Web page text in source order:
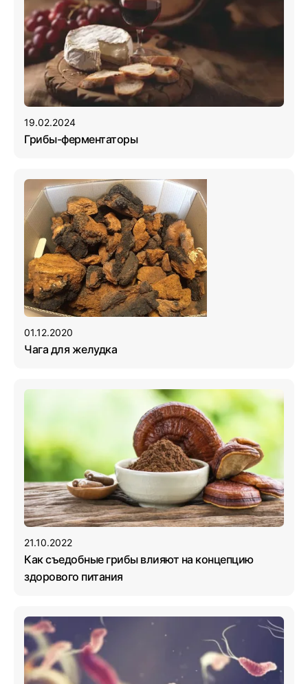
19.02.2024
Грибы-ферментаторы
01.12.2020
Чага для желудка
21.10.2022
Как съедобные грибы влияют на концепцию
здорового питания